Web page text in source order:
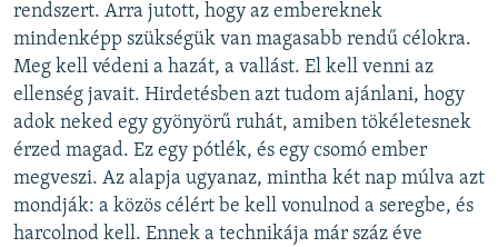
rendszert. Arra jutott, hogy az embereknek
mindenképp szükségük van magasabb rendű célokra.
Meg kell védeni a hazát, a vallást. El kell venni az
ellenség javait. Hirdetésben azt tudom ajánlani, hogy
adok neked egy gyönyörű ruhát, amiben tökéletesnek
érzed magad. Ez egy pótlék, és egy csomó ember
megveszi. Az alapja ugyanaz, mintha két nap múlva azt
mondják: a közös célért be kell vonulnod a seregbe, és
harcolnod kell. Ennek a technikája már száz éve